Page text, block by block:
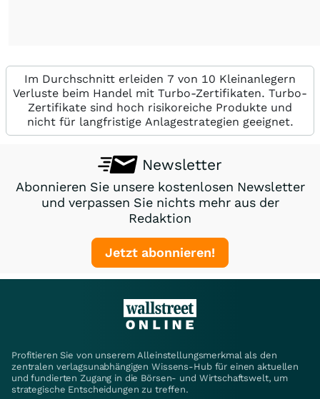
Im Durchschnitt erleiden 7 von 10 Kleinanlegern
Verluste beim Handel mit Turbo-Zertifikaten. Turbo-
Zertifikate sind hoch risikoreiche Produkte und
nicht für langfristige Anlagestrategien geeignet.
Newsletter
Abonnieren Sie unsere kostenlosen Newsletter
und verpassen Sie nichts mehr aus der
Redaktion
Jetzt abonnieren!
Profitieren Sie von unserem Alleinstellungsmerkmal als den
zentralen verlagsunabhängigen Wissens-Hub für einen aktuellen
und fundierten Zugang in die Börsen- und Wirtschaftswelt, um
strategische Entscheidungen zu treffen.